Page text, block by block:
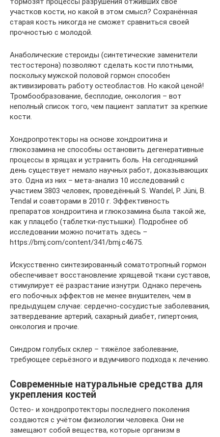
участков кости, но какой в этом смысл? Сохранённая
старая кость никогда не сможет сравниться своей
прочностью с молодой.
Анаболические стероиды (синтетические заменители
тестостерона) позволяют сделать кости плотными,
поскольку мужской половой гормон способен
активизировать работу остеобластов. Но какой ценой!
Тромбообразование, бесплодие, онкология – вот
неполный список того, чем пациент заплатит за крепкие
кости.
Хондропротекторы на основе хондроитина и
глюкозамина не способны остановить дегенеративные
процессы в хрящах и устранить боль. На сегодняшний
день существует немало научных работ, доказывающих
это. Одна из них – мета-анализ 10 исследований с
участием 3803 человек, проведённый S. Wandel, P. Jüni, B.
Tendal и соавторами в 2010 г. Эффективность
препаратов хондроитина и глюкозамина была такой же,
как у плацебо (таблетки-пустышки). Подробнее об
исследовании можно почитать здесь –
https://bmj.com/content/341/bmj.c4675.
Искусственно синтезированный соматотропный гормон
обеспечивает восстановление хрящевой ткани суставов,
стимулирует её разрастание изнутри. Однако перечень
его побочных эффектов не менее внушителен, чем в
предыдущем случае: сердечно-сосудистые заболевания,
затвердевание артерий, сахарный диабет, гипертония,
онкология и прочие.
Синдром голубых склер – тяжёлое заболевание,
требующее серьёзного и вдумчивого подхода к лечению.
Современные натуральные средства для
укрепления костей
Остео- и хондропротекторы последнего поколения
создаются с учётом физиологии человека. Они не
замещают собой вещества, которые организм в